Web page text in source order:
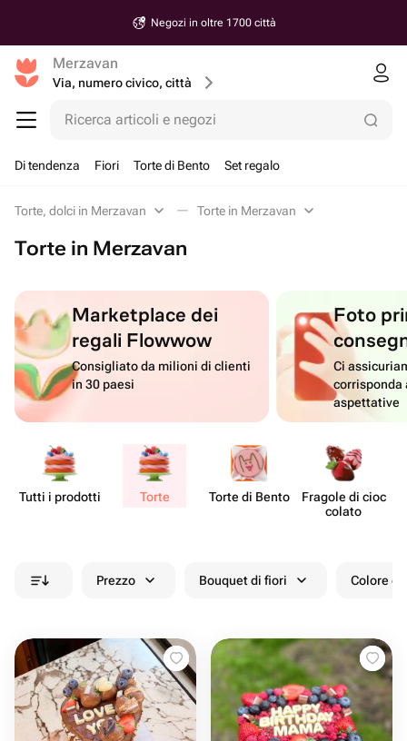
Negozi in oltre 1700 città
Merzavan
Via, numero civico, città
Ricerca articoli e negozi
Di tendenza Fiori Torte di Bento Set regalo
Torte, dolci in Merzavan Torte in Merzavan
Torte in Merzavan
Marketplace dei
regali Flowwow
Consigliato da milioni di clienti
in 30 paesi
Foto
Ci
corrisponda
aspettative
Tutti i prodotti Torte Torte di Bento
Fragole di cioc​
colato
Prezzo Bouquet di fiori Colore